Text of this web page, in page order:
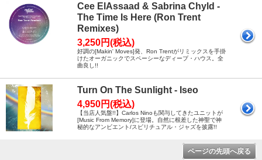
Cee ElAssaad & Sabrina Chyld -
The Time Is Here (Ron Trent
Remixes)
3,250円(税込)
好調の[Makin' Moves]発、Ron Trentがリミックスを手掛
けたオーガニックでスペーシーなディープ・ハウス。全
曲良し!!
Turn On The Sunlight - Iseo
4,950円(税込)
【当店人気盤!!】Carlos Ninoも関与してきたユニットが
[Music From Memory]に登場。自然に根差した神聖で神
秘的なアンビエント/スピリチュアル・ジャズを披露!!
ページの先頭へ戻る